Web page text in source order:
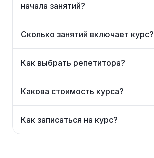
начала занятий?
Сколько занятий включает курс?
Как выбрать репетитора?
Какова стоимость курса?
Как записаться на курс?